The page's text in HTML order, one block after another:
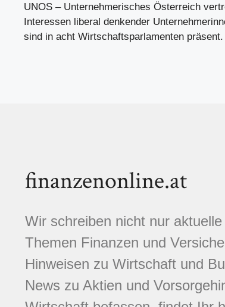
UNOS – Unternehmerisches Österreich
Interessen liberal denkender
sind in acht Wirtschaftsparlamenten präsent.
finanzenonline.at
Wir schreiben nicht nur
Themen Finanzen und
Hinweisen zu Wirtschaft und
News zu Aktien und